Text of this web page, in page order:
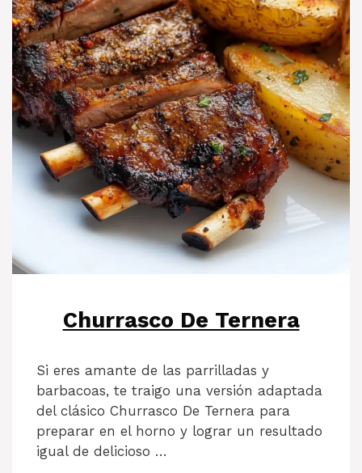
Churrasco De Ternera
Si eres amante de las parrilladas y
barbacoas, te traigo una versión adaptada
del clásico Churrasco De Ternera para
preparar en el horno y lograr un resultado
igual de delicioso …